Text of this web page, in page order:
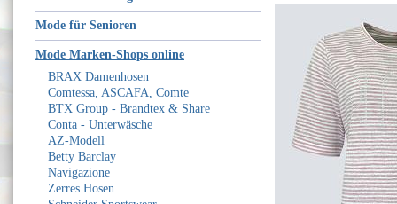
Mode für Senioren
Mode Marken-Shops online
BRAX Damenhosen
Comtessa, ASCAFA, Comte
BTX Group - Brandtex & Share
Conta - Unterwäsche
AZ-Modell
Betty Barclay
Navigazione
Zerres Hosen